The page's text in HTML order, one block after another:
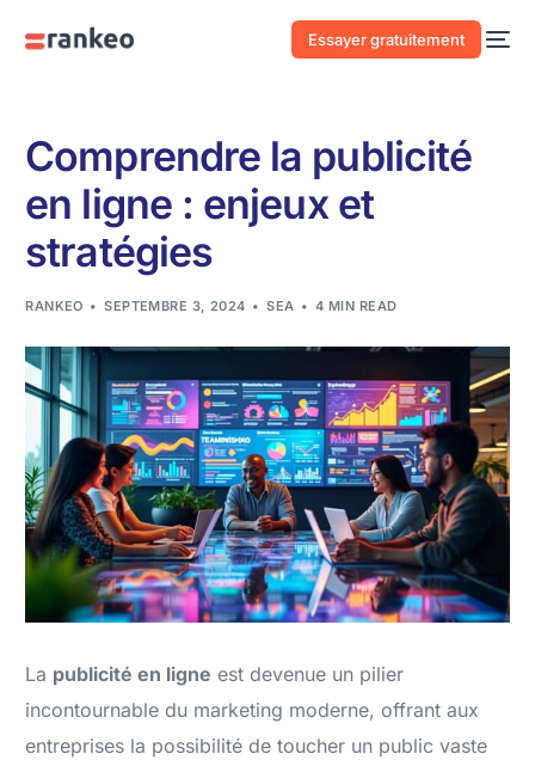
Essayer gratuitement
Comprendre la publicité
en ligne : enjeux et
stratégies
RANKEO SEPTEMBRE 3, 2024 SEA 4 MIN READ
La publicité en ligne est devenue un pilier
incontournable du marketing moderne, offrant aux
entreprises la possibilité de toucher un public vaste